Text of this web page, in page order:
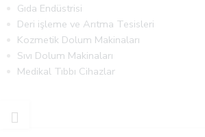
Gıda Endüstrisi
Deri işleme ve Arıtma Tesisleri
Kozmetik Dolum Makinaları
Sıvı Dolum Makinaları
Medikal Tıbbı Cihazlar